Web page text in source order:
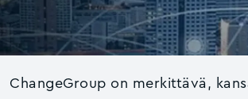
ChangeGroup on merkittävä,